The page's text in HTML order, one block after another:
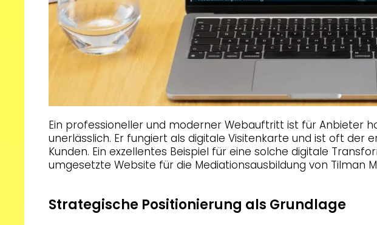
Ein professioneller und moderner Webauftritt ist für Anbieter
unerlässlich. Er fungiert als digitale Visitenkarte und ist oft der
Kunden. Ein exzellentes Beispiel für eine solche digitale
umgesetzte Website für die Mediationsausbildung von Tilman
Strategische Positionierung als Grundlage